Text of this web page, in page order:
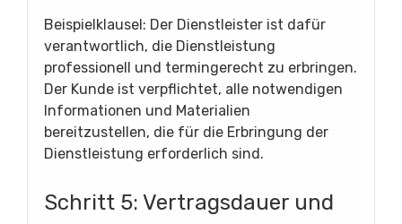
Beispielklausel: Der Dienstleister ist dafür
verantwortlich, die Dienstleistung
professionell und termingerecht zu erbringen.
Der Kunde ist verpflichtet, alle notwendigen
Informationen und Materialien
bereitzustellen, die für die Erbringung der
Dienstleistung erforderlich sind.
Schritt 5: Vertragsdauer und